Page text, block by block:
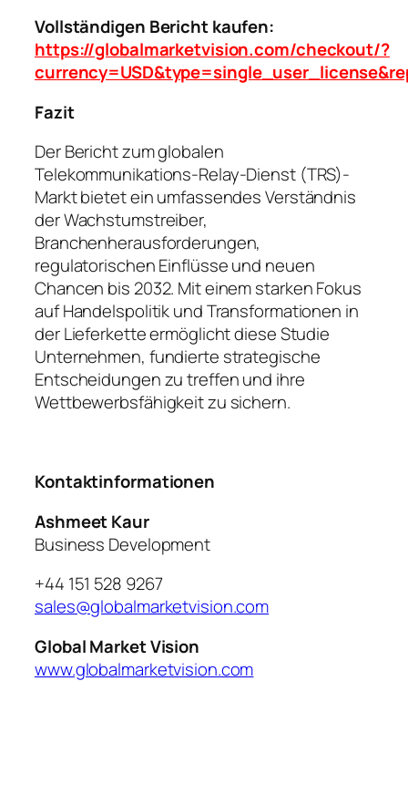
Vollständigen Bericht kaufen:
https://globalmarketvision.com/checkout/?
Fazit
Der Bericht zum globalen
Telekommunikations-Relay-Dienst (TRS)-
Markt bietet ein umfassendes Verständnis
der Wachstumstreiber,
Branchenherausforderungen,
regulatorischen Einflüsse und neuen
Chancen bis 2032. Mit einem starken Fokus
auf Handelspolitik und Transformationen in
der Lieferkette ermöglicht diese Studie
Unternehmen, fundierte strategische
Entscheidungen zu treffen und ihre
Wettbewerbsfähigkeit zu sichern.
Kontaktinformationen
Ashmeet Kaur
Business Development
+44 151 528 9267
sales@globalmarketvision.com
Global Market Vision
www.globalmarketvision.com